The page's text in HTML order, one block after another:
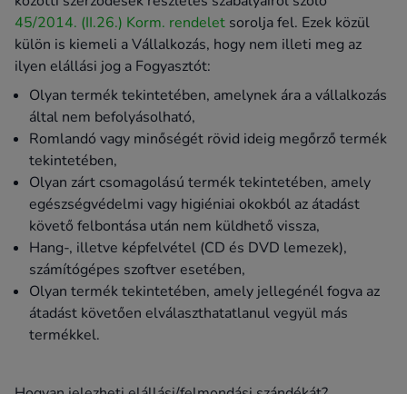
45/2014. (II.26.) Korm. rendelet sorolja fel. Ezek közül
külön is kiemeli a Vállalkozás, hogy nem illeti meg az
ilyen elállási jog a Fogyasztót:
Olyan termék tekintetében, amelynek ára a vállalkozás
által nem befolyásolható,
Romlandó vagy minőségét rövid ideig megőrző termék
tekintetében,
Olyan zárt csomagolású termék tekintetében, amely
egészségvédelmi vagy higiéniai okokból az átadást
követő felbontása után nem küldhető vissza,
Hang-, illetve képfelvétel (CD és DVD lemezek),
számítógépes szoftver esetében,
Olyan termék tekintetében, amely jellegénél fogva az
átadást követően elválaszthatatlanul vegyül más
termékkel.